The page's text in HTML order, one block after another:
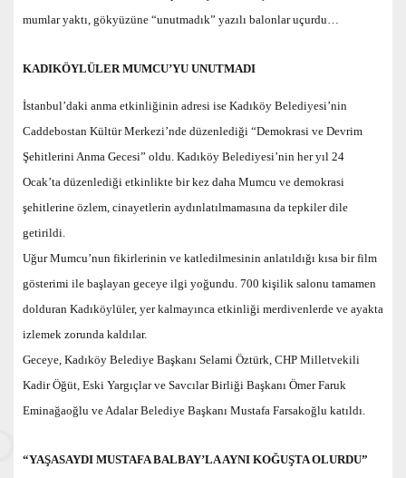
mumlar yaktı, gökyüzüne “unutmadık” yazılı balonlar uçurdu…
KADIKÖYLÜLER MUMCU’YU UNUTMADI
İstanbul’daki anma etkinliğinin adresi ise Kadıköy Belediyesi’nin
Caddebostan Kültür Merkezi’nde düzenlediği “Demokrasi ve Devrim
Şehitlerini Anma Gecesi” oldu. Kadıköy Belediyesi’nin her yıl 24
Ocak’ta düzenlediği etkinlikte bir kez daha Mumcu ve demokrasi
şehitlerine özlem, cinayetlerin aydınlatılmamasına da tepkiler dile
getirildi.
Uğur Mumcu’nun fikirlerinin ve katledilmesinin anlatıldığı kısa bir film
gösterimi ile başlayan geceye ilgi yoğundu. 700 kişilik salonu tamamen
dolduran Kadıköylüler, yer kalmayınca etkinliği merdivenlerde ve ayakta
izlemek zorunda kaldılar.
Geceye, Kadıköy Belediye Başkanı Selami Öztürk, CHP Milletvekili
Kadir Öğüt, Eski Yargıçlar ve Savcılar Birliği Başkanı Ömer Faruk
Eminağaoğlu ve Adalar Belediye Başkanı Mustafa Farsakoğlu katıldı.
“YAŞASAYDI MUSTAFA BALBAY’LA AYNI KOĞUŞTA OLURDU”